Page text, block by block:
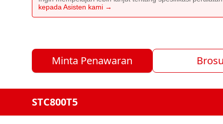
kepada Asisten kami →
Minta Penawaran
STC800T5